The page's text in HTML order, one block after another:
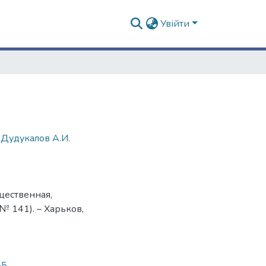
Увійти
Дудукалов А.И.
141). – Харьков,